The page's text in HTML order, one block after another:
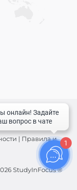
| Правила и
StudyInFocus ®
1